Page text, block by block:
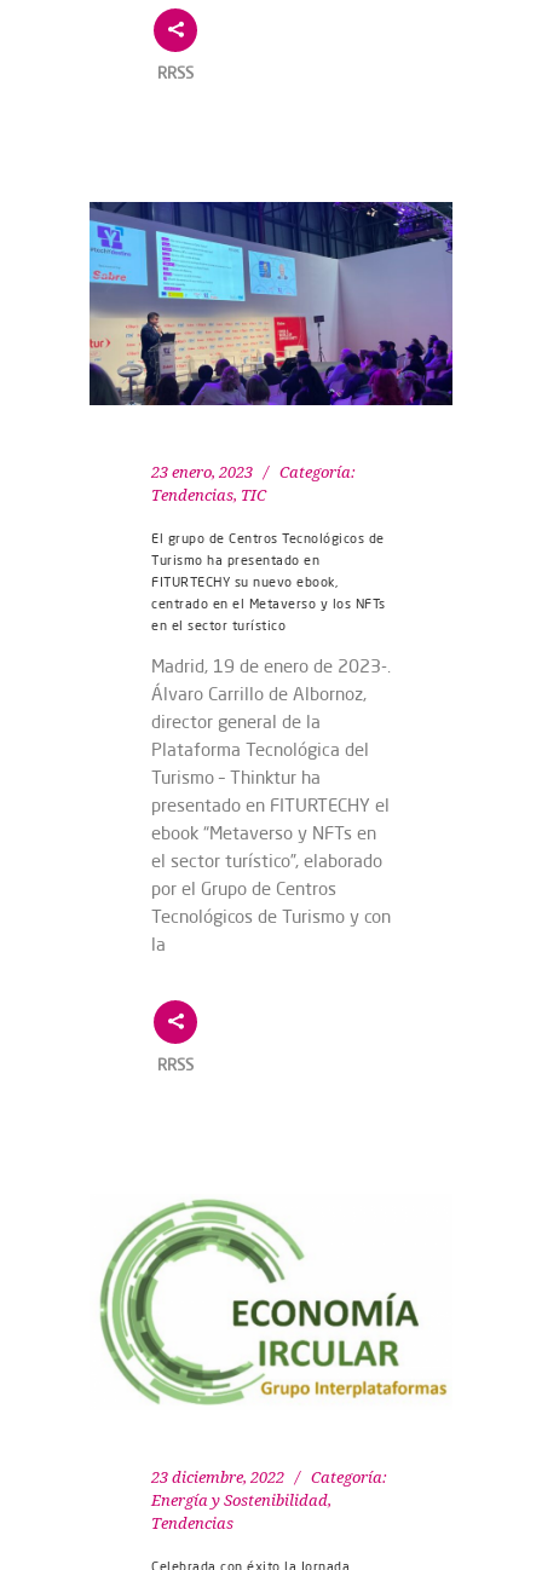
RRSS
23 enero, 2023
Categoría:
Tendencias, TIC
El grupo de Centros Tecnológicos de
Turismo ha presentado en
FITURTECHY su nuevo ebook,
centrado en el Metaverso y los NFTs
en el sector turístico
Madrid, 19 de enero de 2023-.
Álvaro Carrillo de Albornoz,
director general de la
Plataforma Tecnológica del
Turismo – Thinktur ha
presentado en FITURTECHY el
ebook “Metaverso y NFTs en
el sector turístico”, elaborado
por el Grupo de Centros
Tecnológicos de Turismo y con
la
RRSS
23 diciembre, 2022
Categoría:
Energía y Sostenibilidad,
Tendencias